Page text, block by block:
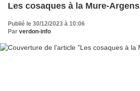
Les cosaques à la Mure-Argens
Publié le 30/12/2023 à 10:06
Par verdon-info